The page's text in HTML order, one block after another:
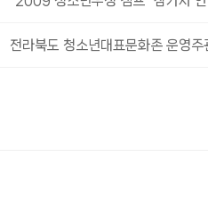
전라북도 청소년대표문화존 운영주